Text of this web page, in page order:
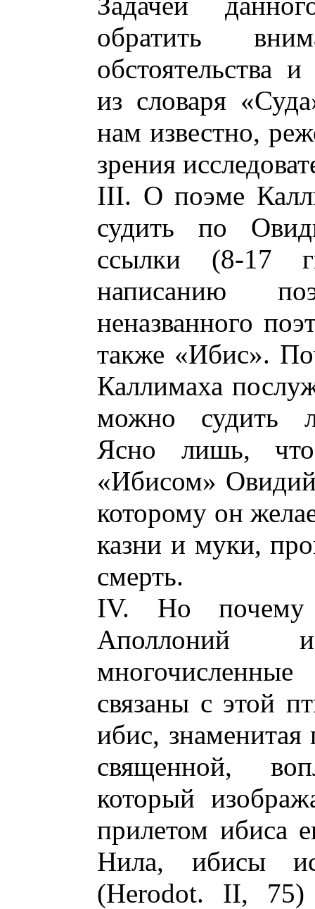
обратить
обстоятельства
из словаря
нам известно,
зрения
III. О поэме
судить по
ссылки (8-17
написанию
неназванного
также «Ибис».
Каллимаха
можно судить
Ясно лишь,
«Ибисом» Овидий
которому он
казни и муки,
смерть.
IV. Но
Аполлоний
связаны с этой
ибис, знаменитая
священной,
который
прилетом ибиса
Нила, ибисы
(Herodot. II,